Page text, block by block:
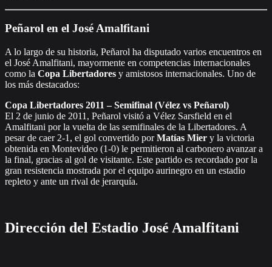
Peñarol en el José Amalfitani
A lo largo de su historia, Peñarol ha disputado varios encuentros en
el José Amalfitani, mayormente en competencias internacionales
como la Copa Libertadores y amistosos internacionales. Uno de
los más destacados:
Copa Libertadores 2011 – Semifinal (Vélez vs Peñarol)
El 2 de junio de 2011, Peñarol visitó a Vélez Sarsfield en el
Amalfitani por la vuelta de las semifinales de la Libertadores. A
pesar de caer 2-1, el gol convertido porMatías Mier y la victoria
obtenida en Montevideo (1-0) le permitieron al carbonero avanzar a
la final, gracias al gol de visitante. Este partido es recordado por la
gran resistencia mostrada por el equipo aurinegro en un estadio
repleto y ante un rival de jerarquía.
Dirección del Estadio José Amalfitani